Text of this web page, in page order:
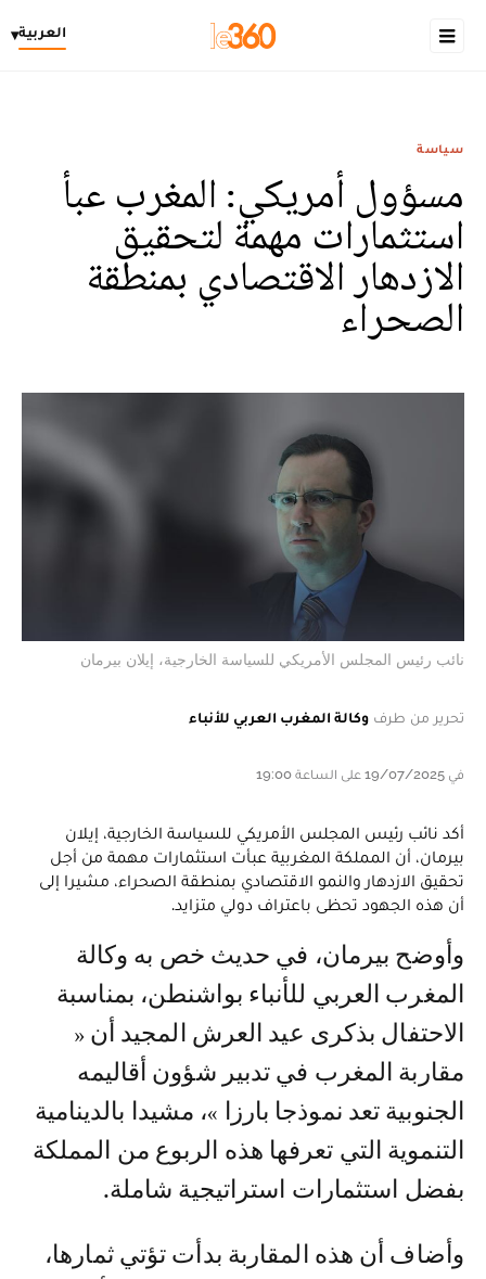
العربية▾
سياسة
مسؤول أمريكي: المغرب عبأ
استثمارات مهمة لتحقيق
الازدهار الاقتصادي بمنطقة
الصحراء
نائب رئيس المجلس الأمريكي للسياسة الخارجية، إيلان بيرمان
تحرير من طرف وكالة المغرب العربي للأنباء
في 19/07/2025 على الساعة 19:00
أكد نائب رئيس المجلس الأمريكي للسياسة الخارجية، إيلان
بيرمان، أن المملكة المغربية عبأت استثمارات مهمة من أجل
تحقيق الازدهار والنمو الاقتصادي بمنطقة الصحراء، مشيرا إلى
أن هذه الجهود تحظى باعتراف دولي متزايد.
وأوضح بيرمان، في حديث خص به وكالة
المغرب العربي للأنباء بواشنطن، بمناسبة
الاحتفال بذكرى عيد العرش المجيد أن «
مقاربة المغرب في تدبير شؤون أقاليمه
الجنوبية تعد نموذجا بارزا »، مشيدا بالدينامية
التنموية التي تعرفها هذه الربوع من المملكة
بفضل استثمارات استراتيجية شاملة.
وأضاف أن هذه المقاربة بدأت تؤتي ثمارها،